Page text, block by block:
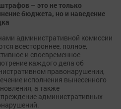
– это не только
бюджета, но и наведение
административной комиссии
всестороннее, полное,
и своевременное
каждого дела об
правонарушении,
исполнения вынесенного
а также
административных